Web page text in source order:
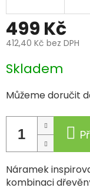
499 Kč
412,40 Kč bez DPH
Měrná
cena:
Skladem
Můžeme doručit
Náramek
kombinaci